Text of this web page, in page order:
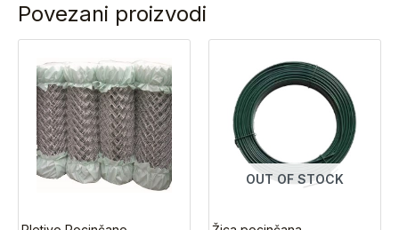
Povezani proizvodi
OUT OF STOCK